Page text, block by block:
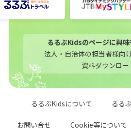
るるぶKidsのページに興
法人・自治体の担当者様向
資料ダウンロー
るるぶKidsについて るる
お問い合せ Cookie等について